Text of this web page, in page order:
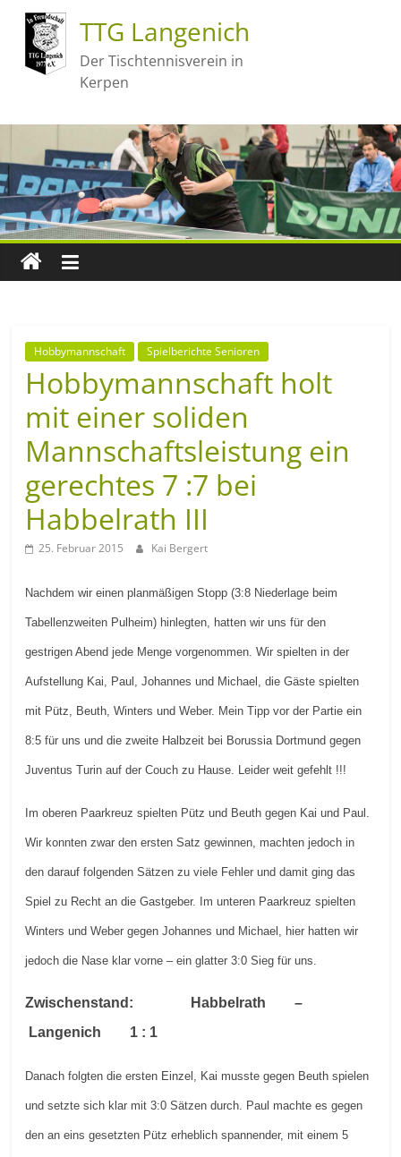
TTG Langenich
Der Tischtennisverein in
Kerpen
Hobbymannschaft Spielberichte Senioren
Hobbymannschaft holt
mit einer soliden
Mannschaftsleistung ein
gerechtes 7 :7 bei
Habbelrath III
25. Februar 2015 Kai Bergert
Nachdem wir einen planmäßigen Stopp (3:8 Niederlage beim
Tabellenzweiten Pulheim) hinlegten, hatten wir uns für den
gestrigen Abend jede Menge vorgenommen. Wir spielten in der
Aufstellung Kai, Paul, Johannes und Michael, die Gäste spielten
mit Pütz, Beuth, Winters und Weber. Mein Tipp vor der Partie ein
8:5 für uns und die zweite Halbzeit bei Borussia Dortmund gegen
Juventus Turin auf der Couch zu Hause. Leider weit gefehlt !!!
Im oberen Paarkreuz spielten Pütz und Beuth gegen Kai und Paul.
Wir konnten zwar den ersten Satz gewinnen, machten jedoch in
den darauf folgenden Sätzen zu viele Fehler und damit ging das
Spiel zu Recht an die Gastgeber. Im unteren Paarkreuz spielten
Winters und Weber gegen Johannes und Michael, hier hatten wir
jedoch die Nase klar vorne – ein glatter 3:0 Sieg für uns.
Zwischenstand: Habbelrath –
Langenich 1 : 1
Danach folgten die ersten Einzel, Kai musste gegen Beuth spielen
und setzte sich klar mit 3:0 Sätzen durch. Paul machte es gegen
den an eins gesetzten Pütz erheblich spannender, mit einem 5